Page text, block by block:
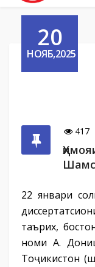
20
НОЯБ,2025
417
22 январи
таърих,
номи А.
Тоҷикистон